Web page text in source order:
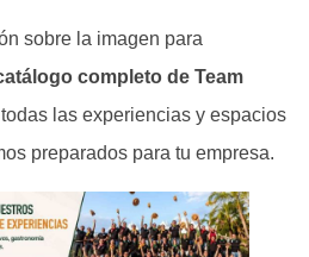
sobre la imagen para
completo de Team
las experiencias y espacios
preparados para tu empresa.